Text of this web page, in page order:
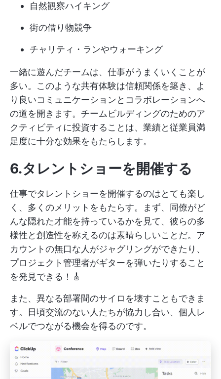
自然観察ハイキング
街の借り物競争
チャリティ・ランやウォーキング
一緒に遊んだチームは、仕事がうまくいくことが
多い。このような共有体験は信頼関係を築き、よ
り良いコミュニケーションとコラボレーションへ
の道を開きます。チームビルディングのためのア
クティビティに投資することは、業績と従業員満
足度に十分な効果をもたらします。
6.タレントショーを開催する
仕事でタレントショーを開催するのはとても楽し
く、多くのメリットをもたらす。まず、同僚がど
んな隠れた才能を持っているかを見て、彼らの多
様性と創造性を称えるのは素晴らしいことだ。ア
カウントの無口な人がジャグリングができたり、
プロジェクト管理者がギターを弾いたりすること
を発見できる！🎸
また、異なる部署間のサイロを壊すこともできま
す。日頃交流のない人たちが協力し合い、個人レ
ベルでつながる機会を得るのです。